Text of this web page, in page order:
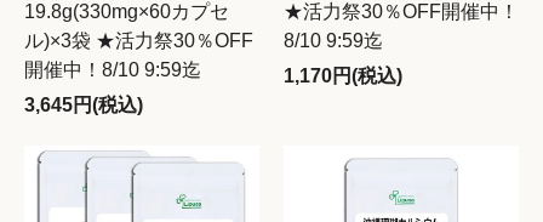
19.8g(330mg×60カプセ
ル)×3袋 ★活力祭30％OFF
開催中！8/10 9:59迄
3,645円(税込)
★活力祭30％OFF開催中！
8/10 9:59迄
1,170円(税込)